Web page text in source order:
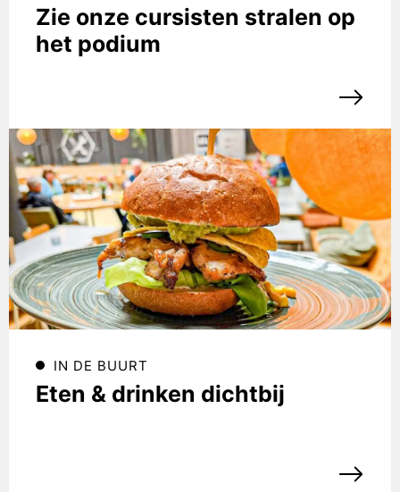
Zie onze cursisten stralen op
het podium
IN DE BUURT
Eten & drinken dichtbij